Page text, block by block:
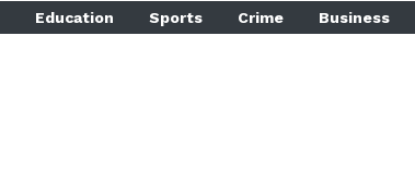
Education Sports Crime Business